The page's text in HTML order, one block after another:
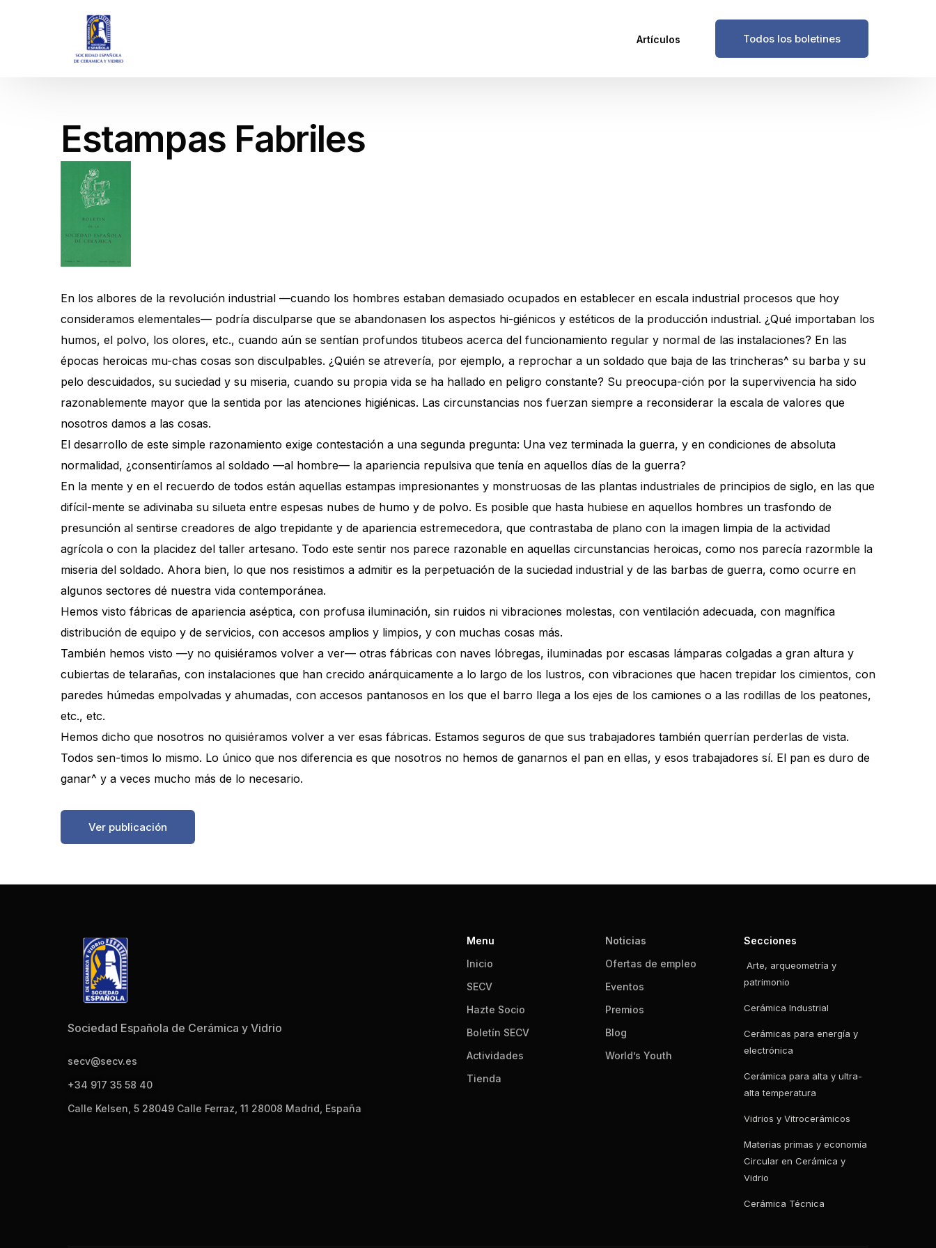
Artículos Todos los boletines
Estampas Fabriles
En los albores de la revolución industrial —cuando los hombres estaban demasiado ocupados en establecer en escala industrial procesos que hoy
consideramos elementales— podría disculparse que se abandonasen los aspectos hi-giénicos y estéticos de la producción industrial. ¿Qué importaban los
humos, el polvo, los olores, etc., cuando aún se sentían profundos titubeos acerca del funcionamiento regular y normal de las instalaciones? En las
épocas heroicas mu-chas cosas son disculpables. ¿Quién se atrevería, por ejemplo, a reprochar a un soldado que baja de las trincheras^ su barba y su
pelo descuidados, su suciedad y su miseria, cuando su propia vida se ha hallado en peligro constante? Su preocupa-ción por la supervivencia ha sido
razonablemente mayor que la sentida por las atenciones higiénicas. Las circunstancias nos fuerzan siempre a reconsiderar la escala de valores que
nosotros damos a las cosas.
El desarrollo de este simple razonamiento exige contestación a una segunda pregunta: Una vez terminada la guerra, y en condiciones de absoluta
normalidad, ¿consentiríamos al soldado —al hombre— la apariencia repulsiva que tenía en aquellos días de la guerra?
En la mente y en el recuerdo de todos están aquellas estampas impresionantes y monstruosas de las plantas industriales de principios de siglo, en las que
difícil-mente se adivinaba su silueta entre espesas nubes de humo y de polvo. Es posible que hasta hubiese en aquellos hombres un trasfondo de
presunción al sentirse creadores de algo trepidante y de apariencia estremecedora, que contrastaba de plano con la imagen limpia de la actividad
agrícola o con la placidez del taller artesano. Todo este sentir nos parece razonable en aquellas circunstancias heroicas, como nos parecía razormble la
miseria del soldado. Ahora bien, lo que nos resistimos a admitir es la perpetuación de la suciedad industrial y de las barbas de guerra, como ocurre en
algunos sectores dé nuestra vida contemporánea.
Hemos visto fábricas de apariencia aséptica, con profusa iluminación, sin ruidos ni vibraciones molestas, con ventilación adecuada, con magnífica
distribución de equipo y de servicios, con accesos amplios y limpios, y con muchas cosas más.
También hemos visto —y no quisiéramos volver a ver— otras fábricas con naves lóbregas, iluminadas por escasas lámparas colgadas a gran altura y
cubiertas de telarañas, con instalaciones que han crecido anárquicamente a lo largo de los lustros, con vibraciones que hacen trepidar los cimientos, con
paredes húmedas empolvadas y ahumadas, con accesos pantanosos en los que el barro llega a los ejes de los camiones o a las rodillas de los peatones,
etc., etc.
Hemos dicho que nosotros no quisiéramos volver a ver esas fábricas. Estamos seguros de que sus trabajadores también querrían perderlas de vista.
Todos sen-timos lo mismo. Lo único que nos diferencia es que nosotros no hemos de ganarnos el pan en ellas, y esos trabajadores sí. El pan es duro de
ganar^ y a veces mucho más de lo necesario.
Ver publicación
Sociedad Española de Cerámica y Vidrio
secv@secv.es
+34 917 35 58 40
Calle Kelsen, 5 28049 Calle Ferraz, 11 28008 Madrid, España
Menu
Inicio
SECV
Hazte Socio
Boletín SECV
Actividades
Tienda
Noticias
Ofertas de empleo
Eventos
Premios
Blog
World’s Youth
Secciones
Arte, arqueometría y
patrimonio
Cerámica Industrial
Cerámicas para energía y
electrónica
Cerámica para alta y ultra-
alta temperatura
Vidrios y Vitrocerámicos
Materias primas y economía
Circular en Cerámica y
Vidrio
Cerámica Técnica